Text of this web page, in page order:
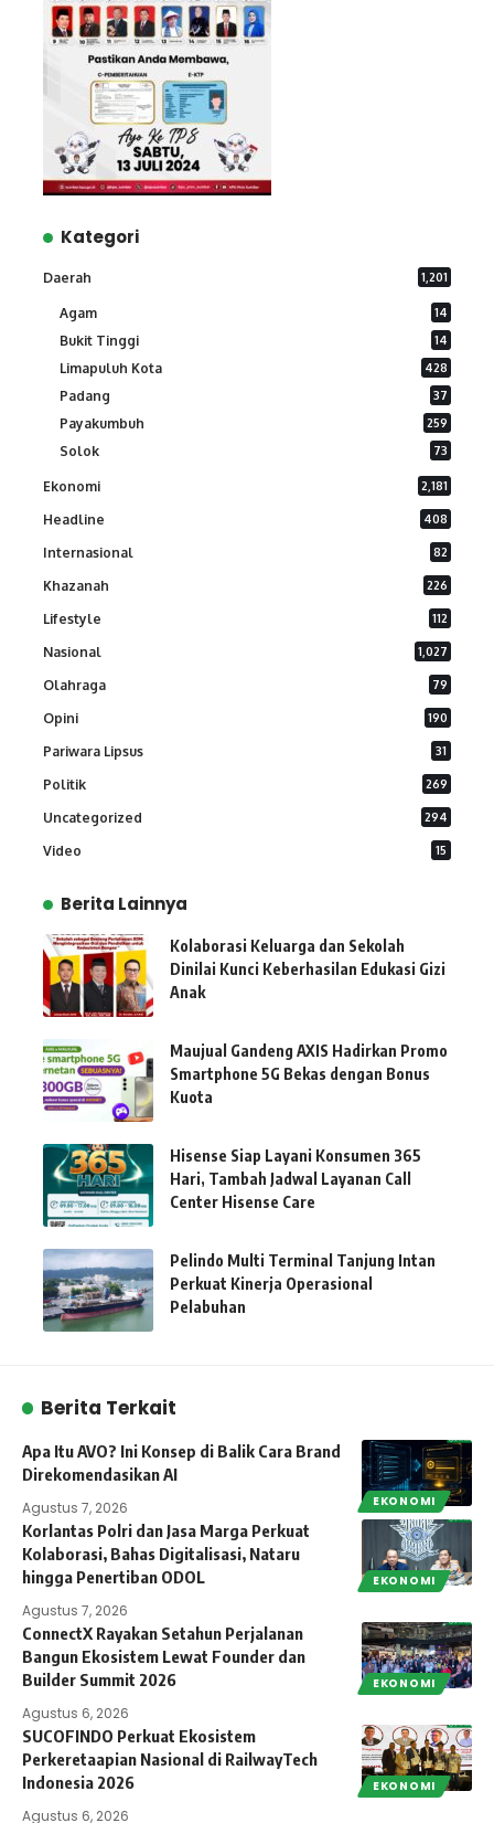
Kategori
Daerah 1,201
Agam 14
Bukit Tinggi 14
Limapuluh Kota 428
Padang 37
Payakumbuh 259
Solok 73
Ekonomi 2,181
Headline 408
Internasional 82
Khazanah 226
Lifestyle 112
Nasional 1,027
Olahraga 79
Opini 190
Pariwara Lipsus 31
Politik 269
Uncategorized 294
Video 15
Berita Lainnya
Kolaborasi Keluarga dan Sekolah
Dinilai Kunci Keberhasilan Edukasi Gizi
Anak
Maujual Gandeng AXIS Hadirkan Promo
Smartphone 5G Bekas dengan Bonus
Kuota
Hisense Siap Layani Konsumen 365
Hari, Tambah Jadwal Layanan Call
Center Hisense Care
Pelindo Multi Terminal Tanjung Intan
Perkuat Kinerja Operasional
Pelabuhan
Berita Terkait
EKONOMI
Apa Itu AVO? Ini Konsep di Balik Cara Brand
Direkomendasikan AI
Agustus 7, 2026
EKONOMI
Korlantas Polri dan Jasa Marga Perkuat
Kolaborasi, Bahas Digitalisasi, Nataru
hingga Penertiban ODOL
Agustus 7, 2026
EKONOMI
ConnectX Rayakan Setahun Perjalanan
Bangun Ekosistem Lewat Founder dan
Builder Summit 2026
Agustus 6, 2026
EKONOMI
SUCOFINDO Perkuat Ekosistem
Perkeretaapian Nasional di RailwayTech
Indonesia 2026
Agustus 6, 2026